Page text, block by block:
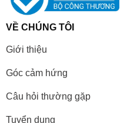
VỀ CHÚNG TÔI
Giới thiệu
Góc cảm hứng
Câu hỏi thường gặp
Tuyển dụng